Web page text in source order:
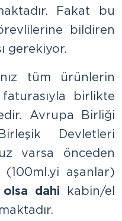
Fakat bu
bildiren
gerekiyor.
tüm ürünlerin
faturasıyla birlikte
Avrupa Birliği
Devletleri
varsa önceden
(100ml.yi aşanlar)
dahi kabin/el